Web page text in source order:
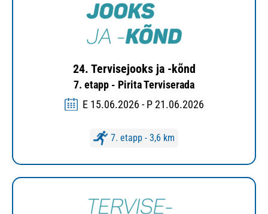
24. Tervisejooks ja -kõnd
7. etapp - Pirita Terviserada
E 15.06.2026 - P 21.06.2026
7. etapp - 3,6 km